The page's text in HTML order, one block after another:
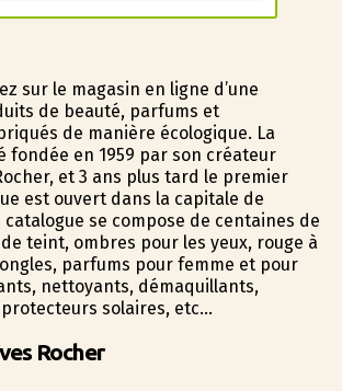
sur le magasin en ligne d’une
de beauté, parfums et
de manière écologique. La
fondée en 1959 par son créateur
et 3 ans plus tard le premier
est ouvert dans la capitale de
catalogue se compose de centaines de
teint, ombres pour les yeux, rouge à
parfums pour femme et pour
nettoyants, démaquillants,
solaires, etc…
Rocher